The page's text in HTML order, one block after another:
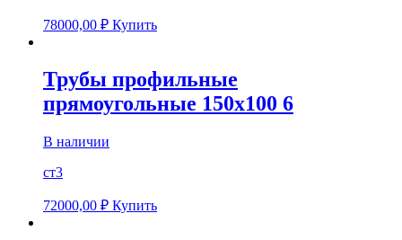
78000,00 ₽ Купить
Трубы профильные
прямоугольные 150х100 6
В наличии
ст3
72000,00 ₽ Купить